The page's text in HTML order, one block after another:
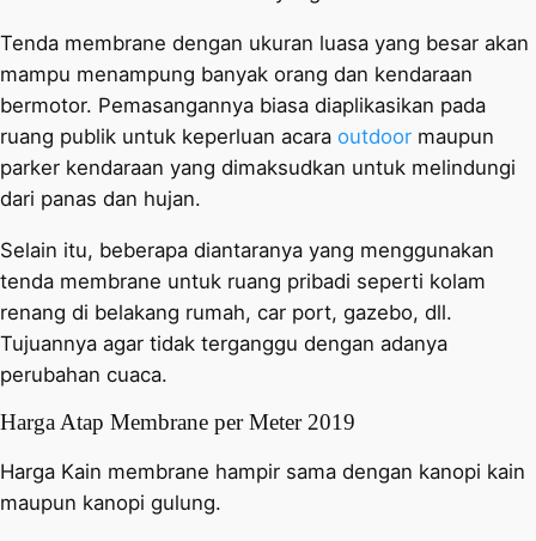
Tenda membrane dengan ukuran luasa yang besar akan
mampu menampung banyak orang dan kendaraan
bermotor. Pemasangannya biasa diaplikasikan pada
ruang publik untuk keperluan acara outdoor maupun
parker kendaraan yang dimaksudkan untuk melindungi
dari panas dan hujan.
Selain itu, beberapa diantaranya yang menggunakan
tenda membrane untuk ruang pribadi seperti kolam
renang di belakang rumah, car port, gazebo, dll.
Tujuannya agar tidak terganggu dengan adanya
perubahan cuaca.
Harga Atap Membrane per Meter 2019
Harga Kain membrane hampir sama dengan kanopi kain
maupun kanopi gulung.